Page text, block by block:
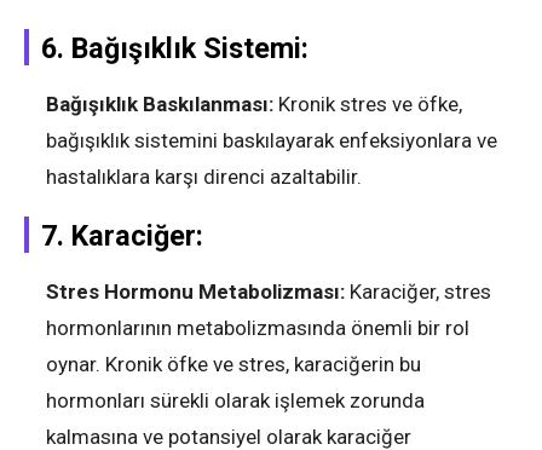
6. Bağışıklık Sistemi:
Bağışıklık Baskılanması: Kronik stres ve öfke,
bağışıklık sistemini baskılayarak enfeksiyonlara ve
hastalıklara karşı direnci azaltabilir.
7. Karaciğer:
Stres Hormonu Metabolizması: Karaciğer, stres
hormonlarının metabolizmasında önemli bir rol
oynar. Kronik öfke ve stres, karaciğerin bu
hormonları sürekli olarak işlemek zorunda
kalmasına ve potansiyel olarak karaciğer